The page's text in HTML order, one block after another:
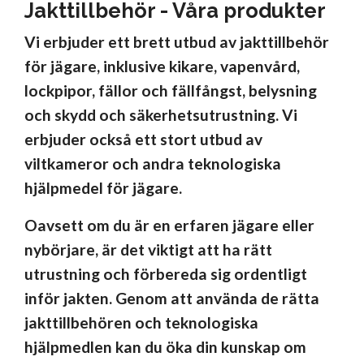
Jakttillbehör - Våra produkter
Vi erbjuder ett brett utbud av jakttillbehör
för jägare, inklusive kikare, vapenvård,
lockpipor, fällor och fällfångst, belysning
och skydd och säkerhetsutrustning. Vi
erbjuder också ett stort utbud av
viltkameror och andra teknologiska
hjälpmedel för jägare.
Oavsett om du är en erfaren jägare eller
nybörjare, är det viktigt att ha rätt
utrustning och förbereda sig ordentligt
inför jakten. Genom att använda de rätta
jakttillbehören och teknologiska
hjälpmedlen kan du öka din kunskap om